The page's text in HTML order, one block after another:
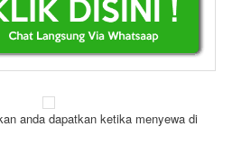
anda dapatkan ketika menyewa di